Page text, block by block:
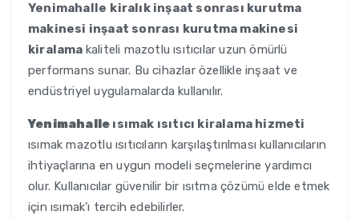
Yenimahalle kiralık inşaat sonrası kurutma
makinesi inşaat sonrası kurutma makinesi
kiralama kaliteli mazotlu ısıtıcılar uzun ömürlü
performans sunar. Bu cihazlar özellikle inşaat ve
endüstriyel uygulamalarda kullanılır.
Yenimahalle ısımak ısıtıcı kiralama hizmeti
ısımak mazotlu ısıtıcıların karşılaştırılması kullanıcıların
ihtiyaçlarına en uygun modeli seçmelerine yardımcı
olur. Kullanıcılar güvenilir bir ısıtma çözümü elde etmek
için ısımak’ı tercih edebilirler.